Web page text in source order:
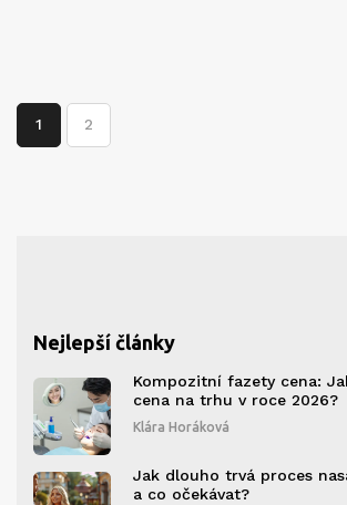
1 2
Nejlepší články
Kompozitní fazety cena:
cena na trhu v roce 2026?
Klára Horáková
Jak dlouho trvá proces
a co očekávat?